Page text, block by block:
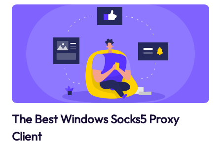
The Best Windows Socks5 Proxy
Client